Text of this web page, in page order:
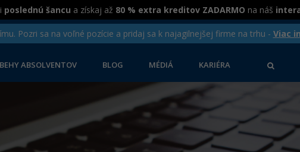
poslednú šancu a získaj až 80 % extra kreditov ZADARMO na náš
Pozri sa na voľné pozície a pridaj sa k najagilnejšej firme na trhu - Viac
ABSOLVENTOV BLOG MÉDIÁ KARIÉRA